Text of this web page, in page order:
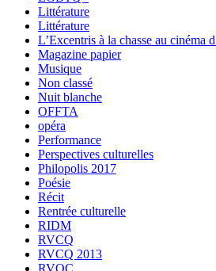
Littérature
Littérature
L’Excentris à la chasse au cinéma
Magazine papier
Musique
Non classé
Nuit blanche
OFFTA
opéra
Performance
Perspectives culturelles
Philopolis 2017
Poésie
Récit
Rentrée culturelle
RIDM
RVCQ
RVCQ 2013